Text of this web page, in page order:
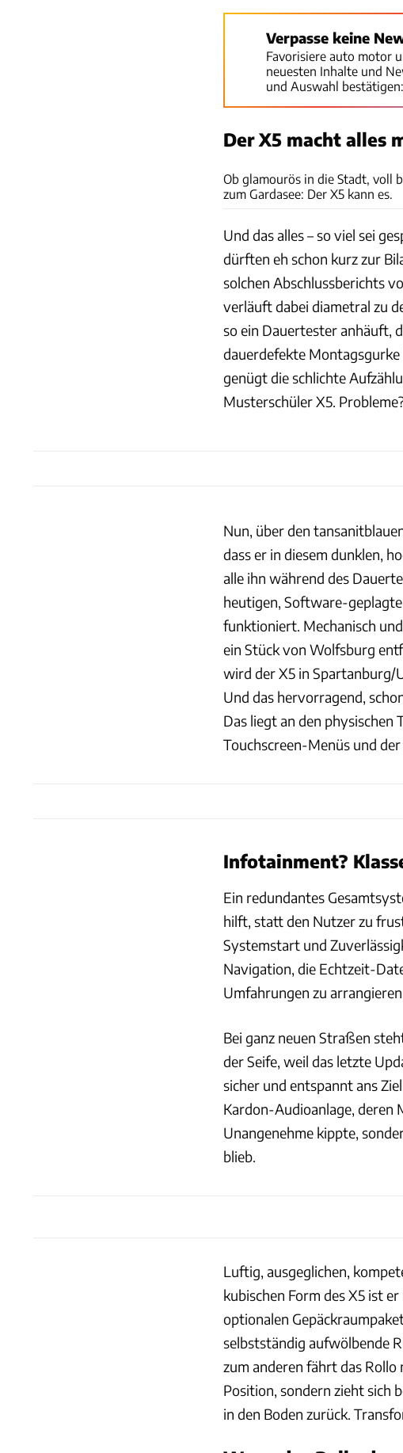
Verpasse keine
Favorisiere auto motor
neuesten Inhalte und
und Auswahl bestätigen:
Der X5 macht alles
Ob glamourös in die Stadt, voll
zum Gardasee: Der X5 kann es.
Und das alles – so viel sei
dürften eh schon kurz zur
solchen Abschlussberichts
verläuft dabei diametral zu
so ein Dauertester anhäuft,
dauerdefekte
genügt die schlichte
Musterschüler X5.
Nun, über den
dass er in diesem dunklen,
alle ihn während des
heutigen, Software-
funktioniert. Mechanisch
ein Stück von Wolfsburg
wird der X5 in Spartanburg/
Und das hervorragend,
Das liegt an den physischen
Touchscreen-Menüs und
Infotainment?
Ein redundantes
hilft, statt den Nutzer zu
Systemstart und
Navigation, die Echtzeit-
Umfahrungen zu
Bei ganz neuen Straßen
der Seife, weil das letzte
sicher und entspannt ans
Kardon-Audioanlage, deren
Unangenehme kippte,
blieb.
Luftig, ausgeglichen,
kubischen Form des X5 ist
optionalen
selbstständig aufwölbende
zum anderen fährt das
Position, sondern zieht sich
in den Boden zurück.